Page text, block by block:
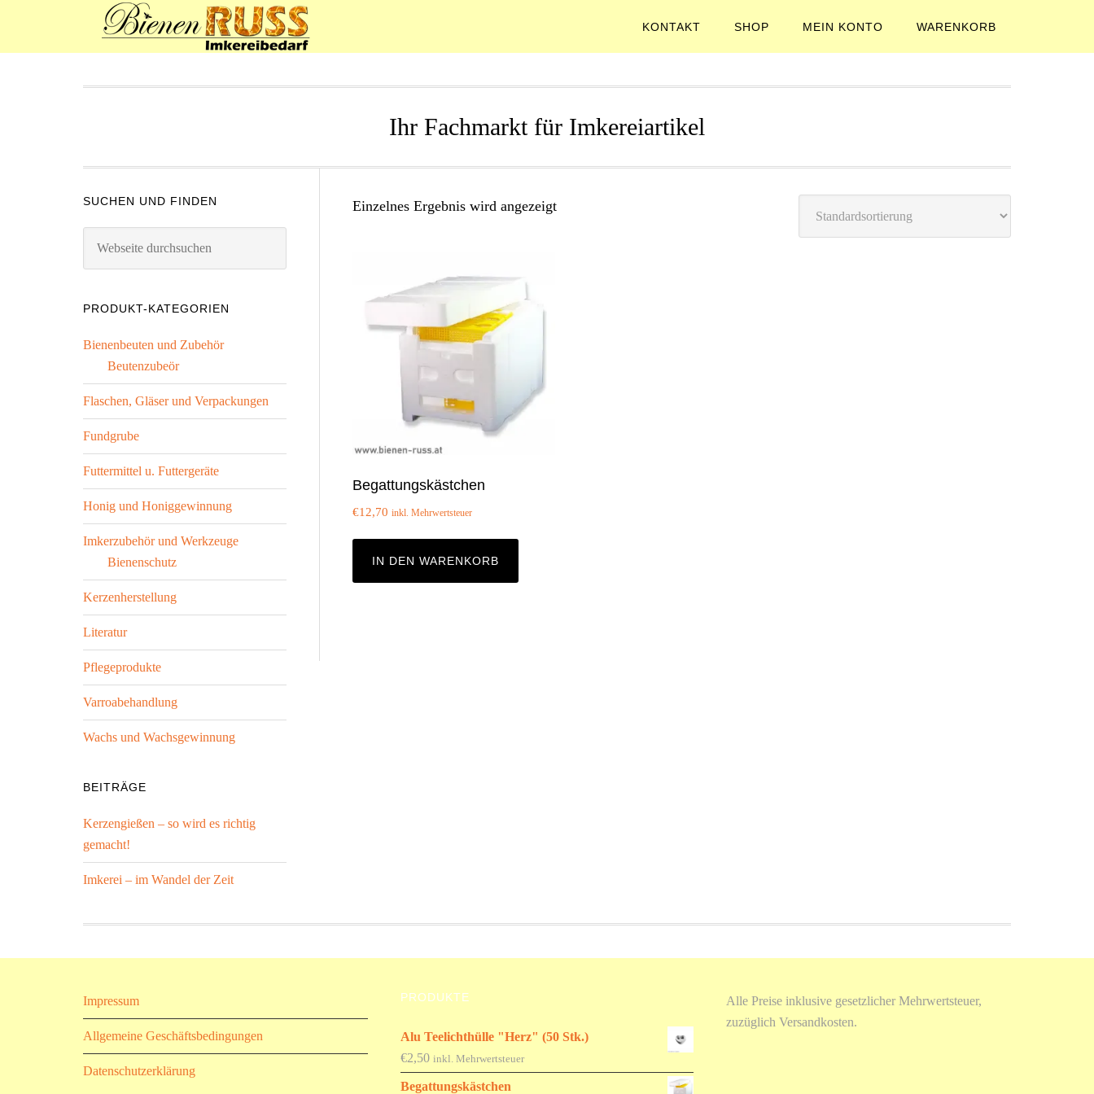
KONTAKT SHOP MEIN KONTO WARENKORB
Ihr Fachmarkt für Imkereiartikel
Einzelnes Ergebnis wird angezeigt
Begattungskästchen
€12,70 inkl. Mehrwertsteuer
IN DEN WARENKORB
SUCHEN UND FINDEN
PRODUKT-KATEGORIEN
Bienenbeuten und Zubehör
Beutenzubeör
Flaschen, Gläser und Verpackungen
Fundgrube
Futtermittel u. Futtergeräte
Honig und Honiggewinnung
Imkerzubehör und Werkzeuge
Bienenschutz
Kerzenherstellung
Literatur
Pflegeprodukte
Varroabehandlung
Wachs und Wachsgewinnung
BEITRÄGE
Kerzengießen – so wird es richtig
gemacht!
Imkerei – im Wandel der Zeit
Impressum
Allgemeine Geschäftsbedingungen
Datenschutzerklärung
PRODUKTE
Alu Teelichthülle "Herz" (50 Stk.)
€2,50 inkl. Mehrwertsteuer
Begattungskästchen
Alle Preise inklusive gesetzlicher Mehrwertsteuer,
zuzüglich Versandkosten.